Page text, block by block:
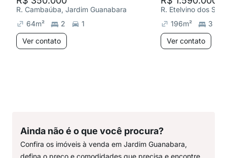
R. Cambaúba, Jardim Guanabara
64m² 2
1
Ver contato
196m²
3
Ver contato
Ainda não é o que você procura?
Confira os imóveis à venda em Jardim Guanabara,
defina o preço e comodidades que precisa e encontre